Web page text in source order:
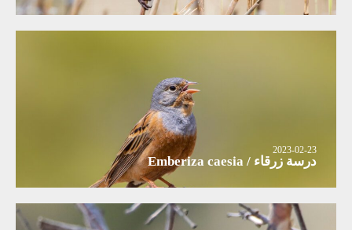
2023-02-23
درسة زرقاء / Emberiza caesia